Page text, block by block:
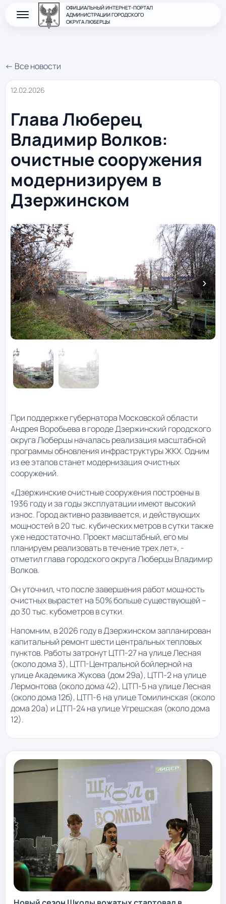
ОФИЦИАЛЬНЫЙ ИНТЕРНЕТ-ПОРТАЛ
АДМИНИСТРАЦИИ ГОРОДСКОГО
ОКРУГА ЛЮБЕРЦЫ
← Все новости
12.02.2026
Глава Люберец
Владимир Волков:
очистные сооружения
модернизируем в
Дзержинском
При поддержке губернатора Московской области
Андрея Воробьева в городе Дзержинский городского
округа Люберцы началась реализация масштабной
программы обновления инфраструктуры ЖКХ. Одним
из ее этапов станет модернизация очистных
сооружений.
«Дзержинские очистные сооружения построены в
1936 году и за годы эксплуатации имеют высокий
износ. Город активно развивается, и действующих
мощностей в 20 тыс. кубических метров в сутки также
уже недостаточно. Проект масштабный, его мы
планируем реализовать в течение трех лет», -
отметил глава городского округа Люберцы Владимир
Волков.
Он уточнил, что после завершения работ мощность
очистных вырастет на 50% больше существующей –
до 30 тыс. кубометров в сутки.
Напомним, в 2026 году в Дзержинском запланирован
капитальный ремонт шести центральных тепловых
пунктов. Работы затронут ЦТП-27 на улице Лесная
(около дома 3), ЦТП-Центральной бойлерной на
улице Академика Жукова (дом 29а), ЦТП-2 на улице
Лермонтова (около дома 42), ЦТП-5 на улице Лесная
(около дома 12б), ЦТП-6 на улице Томилинская (около
дома 20а) и ЦТП-24 на улице Угрешская (около дома
12).